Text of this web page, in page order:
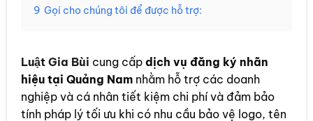
9 Gọi cho chúng tôi để được hỗ trợ:
Luật Gia Bùi cung cấp dịch vụ đăng ký nhãn
hiệu tại Quảng Namnhằm hỗ trợ các doanh
nghiệp và cá nhân tiết kiệm chi phí và đảm bảo
tính pháp lý tối ưu khi có nhu cầu bảo vệ logo, tên